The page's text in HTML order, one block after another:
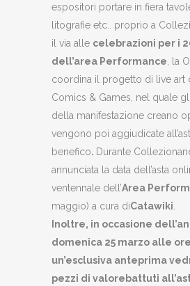
espositori portare in fiera
litografie etc.. proprio a
il via alle celebrazioni per i
dell’area Performance , la
coordina il progetto di live art
Comics & Games, nel quale
della manifestazione creano
vengono poi aggiudicate
benefico. Durante
annunciata la data dell’asta
ventennale dell’Area
maggio) a cura diCatawiki
Inoltre, in occasione
domenica 25 marzo alle
un’esclusiva anteprima
pezzi di valore battuti